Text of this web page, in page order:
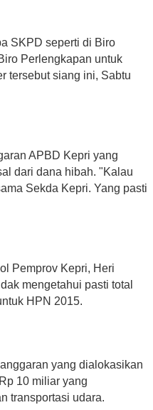
SKPD seperti di Biro
Perlengkapan untuk
tersebut siang ini, Sabtu
APBD Kepri yang
dari dana hibah. "Kalau
Sekda Kepri. Yang pasti
Pemprov Kepri, Heri
mengetahui pasti total
HPN 2015.
yang dialokasikan
10 miliar yang
transportasi udara.